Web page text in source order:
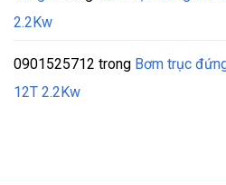
2.2Kw
0901525712 trong Bơm trục
12T 2.2Kw